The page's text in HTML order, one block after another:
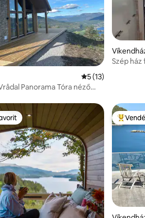
Átlagos értékelés:
5 (13)
Panorama Tóra néző
Szép
Kiemelt